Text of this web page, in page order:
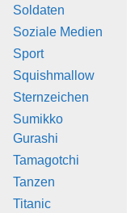
Soldaten
Soziale Medien
Sport
Squishmallow
Sternzeichen
Sumikko
Gurashi
Tamagotchi
Tanzen
Titanic